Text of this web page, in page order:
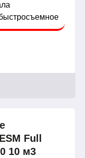
Full
10 м3